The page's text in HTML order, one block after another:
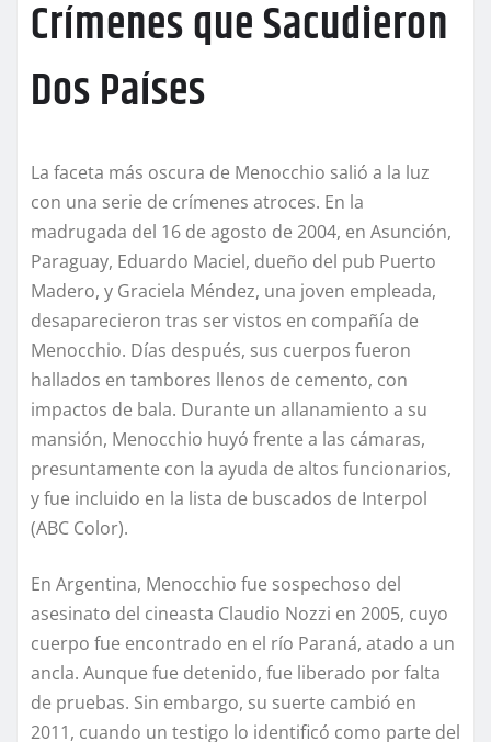
Crímenes que Sacudieron
Dos Países
La faceta más oscura de Menocchio salió a la luz
con una serie de crímenes atroces. En la
madrugada del 16 de agosto de 2004, en Asunción,
Paraguay, Eduardo Maciel, dueño del pub Puerto
Madero, y Graciela Méndez, una joven empleada,
desaparecieron tras ser vistos en compañía de
Menocchio. Días después, sus cuerpos fueron
hallados en tambores llenos de cemento, con
impactos de bala. Durante un allanamiento a su
mansión, Menocchio huyó frente a las cámaras,
presuntamente con la ayuda de altos funcionarios,
y fue incluido en la lista de buscados de Interpol
(ABC Color).
En Argentina, Menocchio fue sospechoso del
asesinato del cineasta Claudio Nozzi en 2005, cuyo
cuerpo fue encontrado en el río Paraná, atado a un
ancla. Aunque fue detenido, fue liberado por falta
de pruebas. Sin embargo, su suerte cambió en
2011, cuando un testigo lo identificó como parte del